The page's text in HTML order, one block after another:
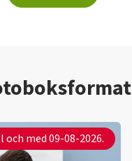
med 09-08-2026.